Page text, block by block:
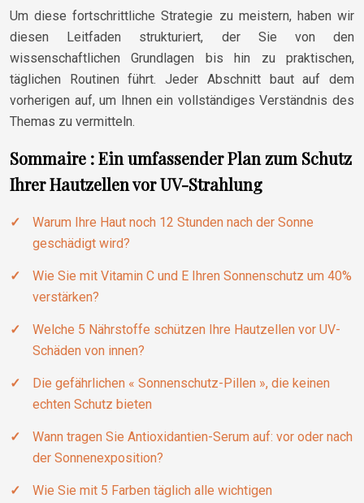
Um diese fortschrittliche Strategie zu meistern, haben wir
diesen Leitfaden strukturiert, der Sie von den
wissenschaftlichen Grundlagen bis hin zu praktischen,
täglichen Routinen führt. Jeder Abschnitt baut auf dem
vorherigen auf, um Ihnen ein vollständiges Verständnis des
Themas zu vermitteln.
Sommaire : Ein umfassender Plan zum Schutz
Ihrer Hautzellen vor UV-Strahlung
Warum Ihre Haut noch 12 Stunden nach der Sonne
geschädigt wird?
Wie Sie mit Vitamin C und E Ihren Sonnenschutz um 40%
verstärken?
Welche 5 Nährstoffe schützen Ihre Hautzellen vor UV-
Schäden von innen?
Die gefährlichen « Sonnenschutz-Pillen », die keinen
echten Schutz bieten
Wann tragen Sie Antioxidantien-Serum auf: vor oder nach
der Sonnenexposition?
Wie Sie mit 5 Farben täglich alle wichtigen